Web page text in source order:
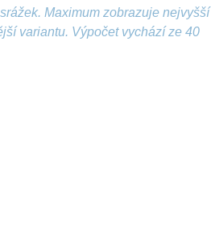
Maximum zobrazuje nejvyšší
variantu. Výpočet vychází ze 40